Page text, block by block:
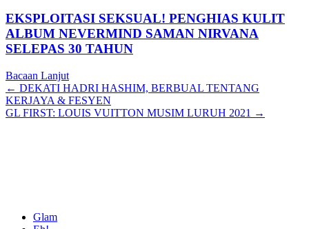
EKSPLOITASI SEKSUAL! PENGHIAS KULIT
ALBUM NEVERMIND SAMAN NIRVANA
SELEPAS 30 TAHUN
Bacaan Lanjut
Posts
navigation
← DEKATI HADRI HASHIM, BERBUAL TENTANG
KERJAYA & FESYEN
GL FIRST: LOUIS VUITTON MUSIM LURUH 2021 →
Glam